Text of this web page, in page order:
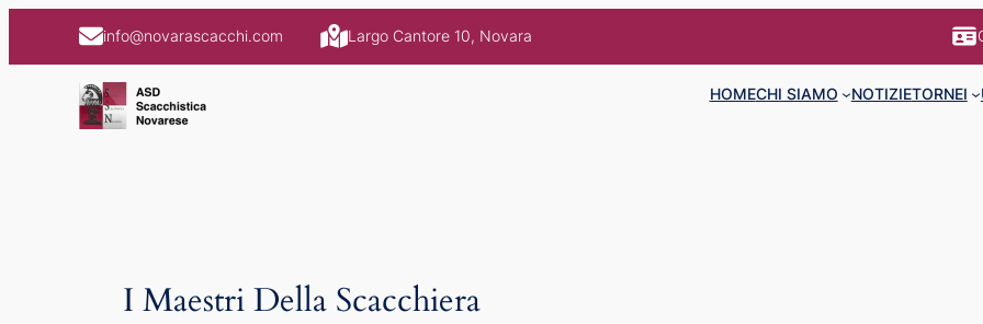
info@novarascacchi.com Largo Cantore 10, Novara
HOMECHI SIAMO NOTIZIETORNEI
I Maestri Della Scacchiera